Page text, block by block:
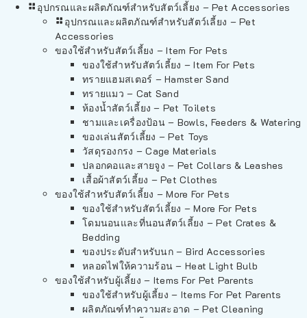
อุปกรณและผลิตภัณฑ์สำหรับสัตว์เลี้ยง – Pet Accessories
อุปกรณและผลิตภัณฑ์สำหรับสัตว์เลี้ยง – Pet
Accessories
ของใช้สำหรับสัตว์เลี้ยง – Item For Pets
ของใช้สำหรับสัตว์เลี้ยง – Item For Pets
ทรายแฮมสเตอร์ – Hamster Sand
ทรายแมว – Cat Sand
ห้องน้ำสัตว์เลี้ยง – Pet Toilets
ชามและเครื่องป้อน – Bowls, Feeders & Watering
ของเล่นสัตว์เลี้ยง – Pet Toys
วัสดุรองกรง – Cage Materials
ปลอกคอและสายจูง – Pet Collars & Leashes
เสื้อผ้าสัตว์เลี้ยง – Pet Clothes
ของใช้สำหรับสัตว์เลี้ยง – More For Pets
ของใช้สำหรับสัตว์เลี้ยง – More For Pets
โดมนอนและที่นอนสัตว์เลี้ยง – Pet Crates &
Bedding
ของประดับสำหรับนก – Bird Accessories
หลอดไฟให้ความร้อน – Heat Light Bulb
ของใช้สำหรับผู้เลี้ยง – Items For Pet Parents
ของใช้สำหรับผู้เลี้ยง – Items For Pet Parents
ผลิตภัณฑ์ทำความสะอาด – Pet Cleaning